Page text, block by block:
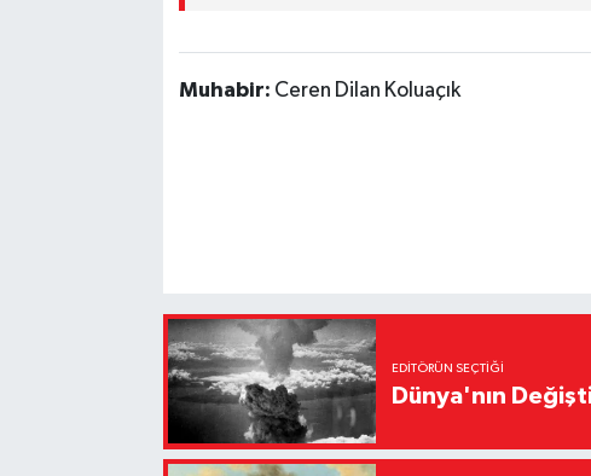
Muhabir: Ceren Dilan Koluaçık
EDITÖRÜN SEÇTIĞI
Dünya'nın